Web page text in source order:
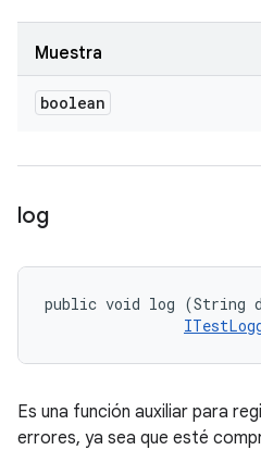
Muestra
boolean
log
public void log (String
Es una función auxiliar para
errores, ya sea que esté